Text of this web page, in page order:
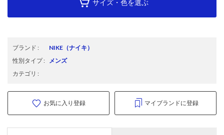
サイズ・色を選ぶ
ブランド : NIKE （ナイキ）
性別タイプ: メンズ
カテゴリ :
お気に入り登録 マイブランドに登録